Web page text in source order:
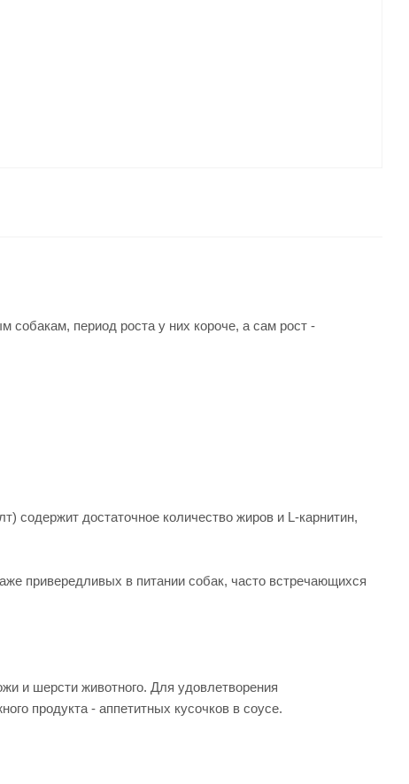
собакам, период роста у них короче, а сам рост -
содержит достаточное количество жиров и L-карнитин,
привередливых в питании собак, часто встречающихся
и шерсти животного. Для удовлетворения
продукта - аппетитных кусочков в соусе.